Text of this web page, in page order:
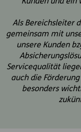
Als Bereichsleiter
gemeinsam mit
unsere Kunden
Servicequalität
auch die
besonders